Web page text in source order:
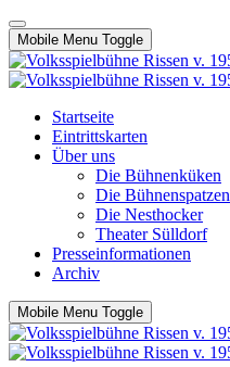
Mobile Menu Toggle
Startseite
Eintrittskarten
Über uns
Die Bühnenküken
Die Bühnenspatzen
Die Nesthocker
Theater Sülldorf
Presseinformationen
Archiv
Mobile Menu Toggle